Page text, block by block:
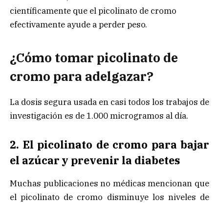
científicamente que el picolinato de cromo
efectivamente ayude a perder peso.
¿Cómo tomar picolinato de
cromo para adelgazar?
La dosis segura usada en casi todos los trabajos de
investigación es de 1.000 microgramos al día.
2. El picolinato de cromo para bajar
el azúcar y prevenir la diabetes
Muchas publicaciones no médicas mencionan que
el picolinato de cromo disminuye los niveles de